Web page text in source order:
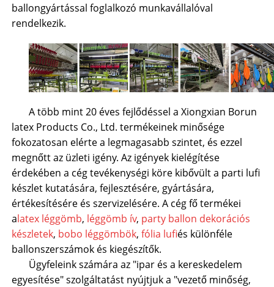
ballongyártással foglalkozó munkavállalóval
rendelkezik.
A több mint 20 éves fejlődéssel a Xiongxian Borun
latex Products Co., Ltd. termékeinek minősége
fokozatosan elérte a legmagasabb szintet, és ezzel
megnőtt az üzleti igény. Az igények kielégítése
érdekében a cég tevékenységi köre kibővült a parti lufi
készlet kutatására, fejlesztésére, gyártására,
értékesítésére és szervizelésére. A cég fő termékei
alatex léggömb, léggömb ív, party ballon dekorációs
készletek, bobo léggömbök, fólia lufiés különféle
ballonszerszámok és kiegészítők.
Ügyfeleink számára az "ipar és a kereskedelem
egyesítése" szolgáltatást nyújtjuk a "vezető minőség,